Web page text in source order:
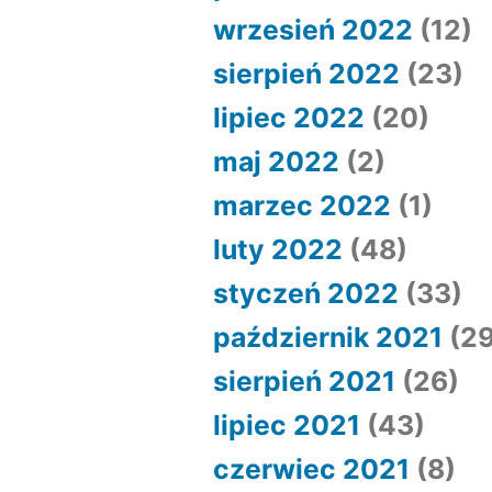
wrzesień 2022 (12)
sierpień 2022 (23)
lipiec 2022 (20)
maj 2022 (2)
marzec 2022 (1)
luty 2022 (48)
styczeń 2022 (33)
październik 2021
sierpień 2021 (26)
lipiec 2021 (43)
czerwiec 2021 (8)